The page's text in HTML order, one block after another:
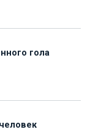
гола